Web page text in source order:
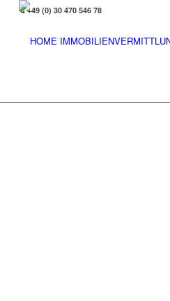
+49 (0) 30 470 546 78